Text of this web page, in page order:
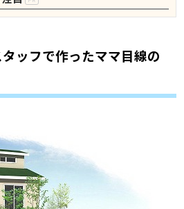
ッフで作ったママ目線の